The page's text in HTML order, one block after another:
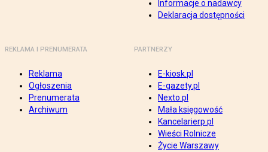
Informacje o nadawcy
Deklaracja dostępności
REKLAMA I PRENUMERATA
Reklama
Ogłoszenia
Prenumerata
Archiwum
PARTNERZY
E-kiosk.pl
E-gazety.pl
Nexto.pl
Mała księgowość
Kancelarierp.pl
Wieści Rolnicze
Życie Warszawy